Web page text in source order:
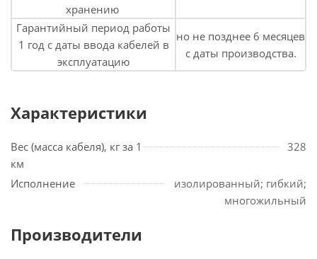
хранению
Гарантийный период работы
1 год с даты ввода кабелей в
эксплуатацию
но не позднее 6 месяцев
с даты производства.
Характеристики
Вес (масса кабеля), кг за 1
км
328
Исполнение
изолированный; гибкий;
многожильный
Производители